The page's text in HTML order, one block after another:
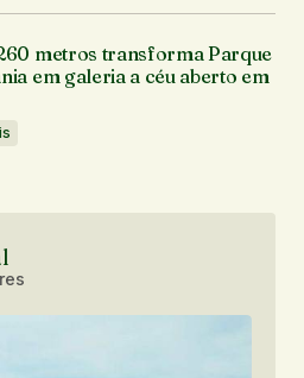
metros transforma Parque
em galeria a céu aberto em